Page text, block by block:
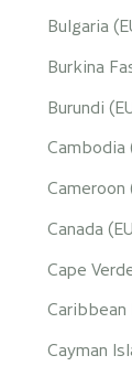
Bulgaria
Burkina
Burundi
Cambodia
Cameroon
Canada
Cape
Caribbean
Cayman